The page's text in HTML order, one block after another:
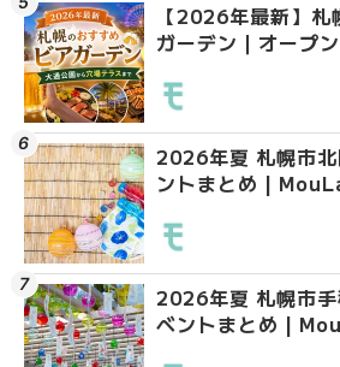
【2026年最新】札
ガーデン｜オープ
大通公園から穴
HOKKAIDO
2026年夏 札幌市
ントまとめ |
2026年夏 札幌市
ベントまとめ |